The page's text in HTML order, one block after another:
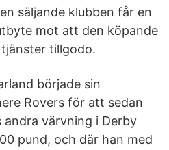
säljande klubben får en
mot att den köpande
tillgodo.
började sin
Rovers för att sedan
andra värvning i Derby
pund, och där han med